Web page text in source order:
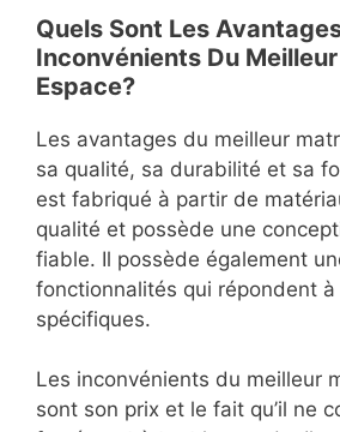
Quels Sont Les
Inconvénients Du
Espace?
Les avantages du meilleur
sa qualité, sa durabilité et sa
est fabriqué à partir de
qualité et possède une
fiable. Il possède également
fonctionnalités qui répondent
spécifiques.
Les inconvénients du meilleur
sont son prix et le fait qu’il ne